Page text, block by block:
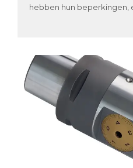
hebben hun beperkingen,